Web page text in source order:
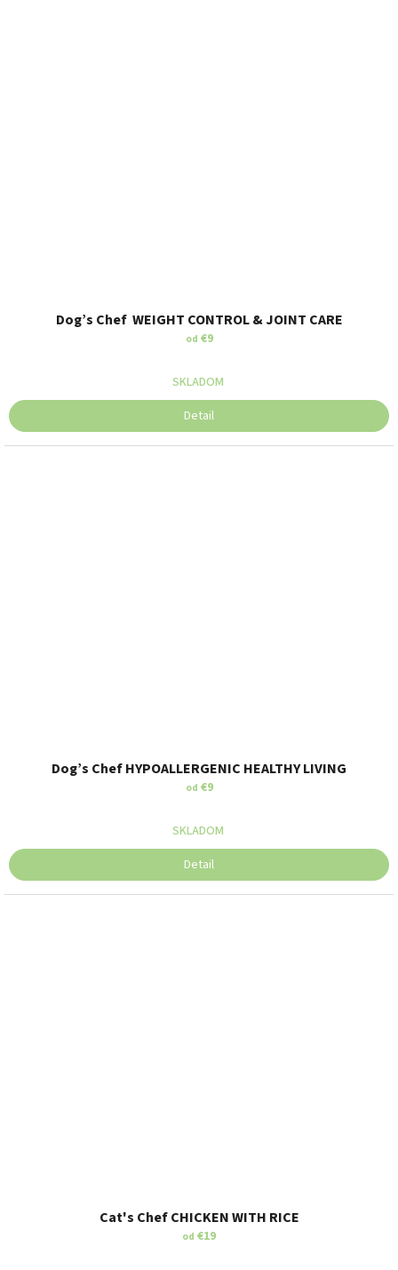
Dog’s Chef WEIGHT CONTROL & JOINT CARE
od €9
SKLADOM
Detail
Dog’s Chef HYPOALLERGENIC HEALTHY LIVING
od €9
SKLADOM
Detail
Cat's Chef CHICKEN WITH RICE
od €19